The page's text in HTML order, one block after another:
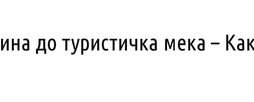
до туристичка мека –